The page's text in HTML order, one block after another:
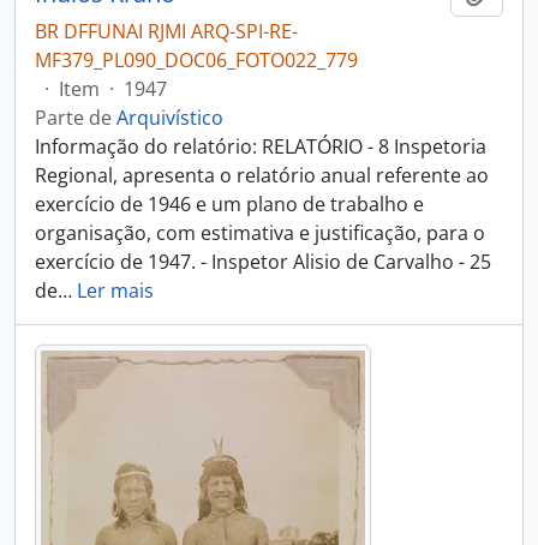
BR DFFUNAI RJMI ARQ-SPI-RE-
MF379_PL090_DOC06_FOTO022_779
· Item · 1947
Parte deArquivístico
Informação do relatório: RELATÓRIO - 8 Inspetoria
Regional, apresenta o relatório anual referente ao
exercício de 1946 e um plano de trabalho e
organisação, com estimativa e justificação, para o
exercício de 1947. - Inspetor Alisio de Carvalho - 25
de… Ler mais